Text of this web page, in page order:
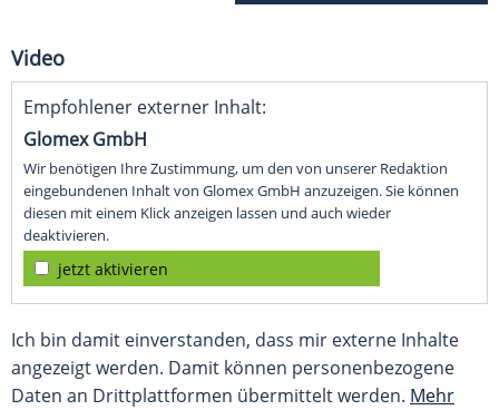
Video
Empfohlener externer Inhalt:
Glomex GmbH
Wir benötigen Ihre Zustimmung, um den von unserer Redaktion
eingebundenen Inhalt von Glomex GmbH anzuzeigen. Sie können
diesen mit einem Klick anzeigen lassen und auch wieder
deaktivieren.
jetzt aktivieren
Ich bin damit einverstanden, dass mir externe Inhalte
angezeigt werden. Damit können personenbezogene
Daten an Drittplattformen übermittelt werden. Mehr